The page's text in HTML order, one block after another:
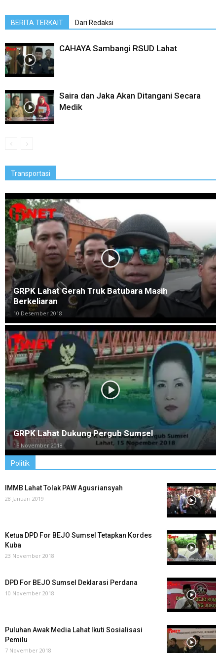
BERITA TERKAIT Dari Redaksi
CAHAYA Sambangi RSUD Lahat
Saira dan Jaka Akan Ditangani Secara
Medik
Transportasi
GRPK Lahat Gerah Truk Batubara Masih
Berkeliaran
10 Desember 2018
GRPK Lahat Dukung Pergub Sumsel
15 November 2018
Politik
IMMB Lahat Tolak PAW Agusriansyah
28 Januari 2019
Ketua DPD For BEJO Sumsel Tetapkan Kordes
Kuba
23 November 2018
DPD For BEJO Sumsel Deklarasi Perdana
10 November 2018
Puluhan Awak Media Lahat Ikuti Sosialisasi
Pemilu
7 November 2018